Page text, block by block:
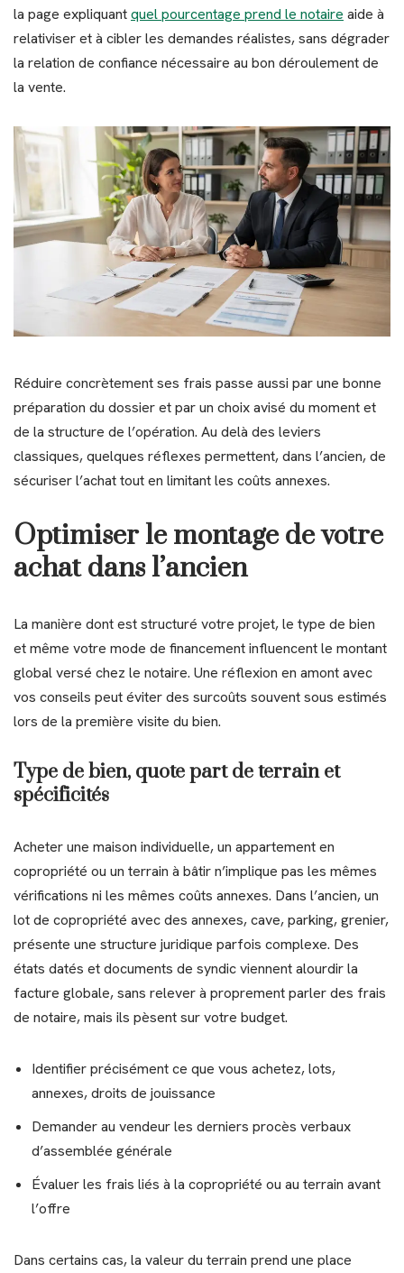
la page expliquantquel pourcentage prend le notaire aide à
relativiser et à cibler les demandes réalistes, sans dégrader
la relation de confiance nécessaire au bon déroulement de
la vente.
Réduire concrètement ses frais passe aussi par une bonne
préparation du dossier et par un choix avisé du moment et
de la structure de l’opération. Au delà des leviers
classiques, quelques réflexes permettent, dans l’ancien, de
sécuriser l’achat tout en limitant les coûts annexes.
Optimiser le montage de votre
achat dans l’ancien
La manière dont est structuré votre projet, le type de bien
et même votre mode de financement influencent le montant
global versé chez le notaire. Une réflexion en amont avec
vos conseils peut éviter des surcoûts souvent sous estimés
lors de la première visite du bien.
Type de bien, quote part de terrain et
spécificités
Acheter une maison individuelle, un appartement en
copropriété ou un terrain à bâtir n’implique pas les mêmes
vérifications ni les mêmes coûts annexes. Dans l’ancien, un
lot de copropriété avec des annexes, cave, parking, grenier,
présente une structure juridique parfois complexe. Des
états datés et documents de syndic viennent alourdir la
facture globale, sans relever à proprement parler des frais
de notaire, mais ils pèsent sur votre budget.
Identifier précisément ce que vous achetez, lots,
annexes, droits de jouissance
Demander au vendeur les derniers procès verbaux
d’assemblée générale
Évaluer les frais liés à la copropriété ou au terrain avant
l’offre
Dans certains cas, la valeur du terrain prend une place